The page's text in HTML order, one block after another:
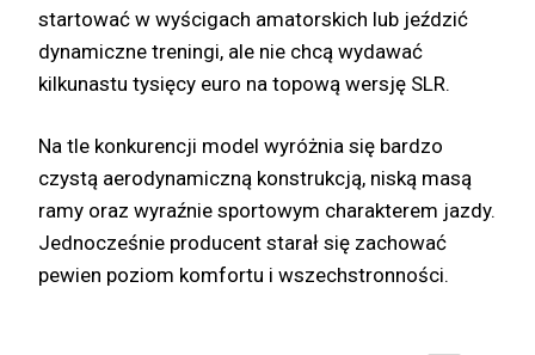
startować w wyścigach amatorskich lub jeździć
dynamiczne treningi, ale nie chcą wydawać
kilkunastu tysięcy euro na topową wersję SLR.
Na tle konkurencji model wyróżnia się bardzo
czystą aerodynamiczną konstrukcją, niską masą
ramy oraz wyraźnie sportowym charakterem jazdy.
Jednocześnie producent starał się zachować
pewien poziom komfortu i wszechstronności.